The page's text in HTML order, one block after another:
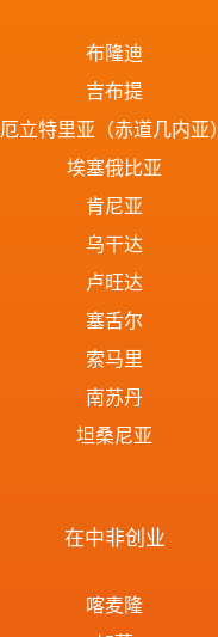
布隆迪
吉布提
厄立特里亚（赤道几内亚）
埃塞俄比亚
肯尼亚
乌干达
卢旺达
塞舌尔
索马里
南苏丹
坦桑尼亚
在中非创业
喀麦隆